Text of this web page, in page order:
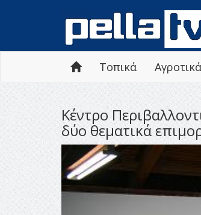
Τοπικά Αγροτικά
Κέντρο
δύο θεματικά